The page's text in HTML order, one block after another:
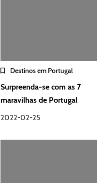
Destinos em Portugal
Surpreenda-se com as 7
maravilhas de Portugal
2022-02-25